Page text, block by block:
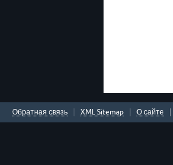
Обратная связь XML Sitemap О сайте